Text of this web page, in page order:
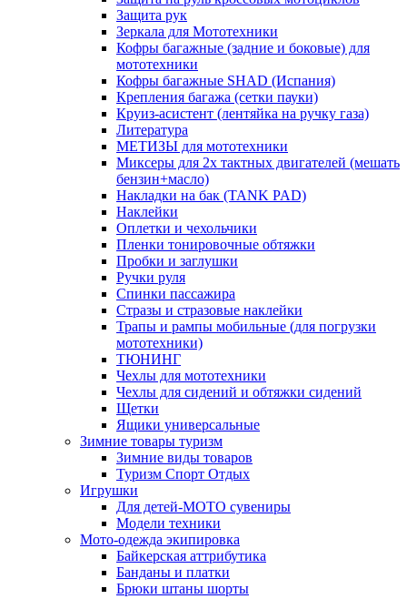
Защита рук
Зеркала для Мототехники
Кофры багажные (задние и боковые) для
мототехники
Кофры багажные SHAD (Испания)
Крепления багажа (сетки пауки)
Круиз-асистент (лентяйка на ручку газа)
Литература
МЕТИЗЫ для мототехники
Миксеры для 2х тактных двигателей (мешать
бензин+масло)
Накладки на бак (TANK PAD)
Наклейки
Оплетки и чехольчики
Пленки тонировочные обтяжки
Пробки и заглушки
Ручки руля
Спинки пассажира
Стразы и стразовые наклейки
Трапы и рампы мобильные (для погрузки
мототехники)
ТЮНИНГ
Чехлы для мототехники
Чехлы для сидений и обтяжки сидений
Щетки
Ящики универсальные
Зимние товары туризм
Зимние виды товаров
Туризм Спорт Отдых
Игрушки
Для детей-МОТО сувениры
Модели техники
Мото-одежда экипировка
Байкерская аттрибутика
Банданы и платки
Брюки штаны шорты